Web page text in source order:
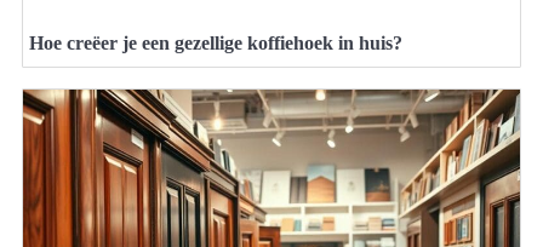
Hoe creëer je een gezellige koffiehoek in huis?